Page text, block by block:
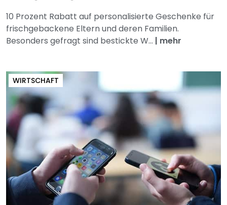
10 Prozent Rabatt auf personalisierte Geschenke für
frischgebackene Eltern und deren Familien.
Besonders gefragt sind bestickte W... | mehr
WIRTSCHAFT